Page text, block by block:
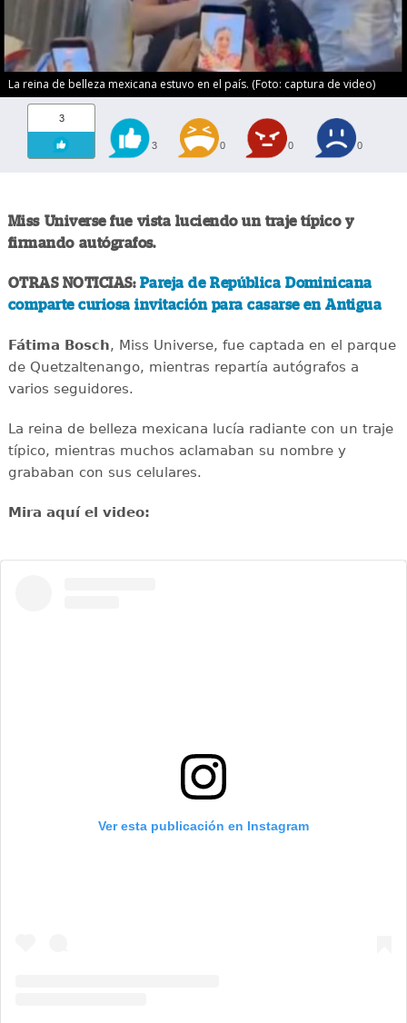
La reina de belleza mexicana estuvo en el país. (Foto: captura de video)
3
3 0 0 0
Miss Universe fue vista luciendo un traje típico y
firmando autógrafos.
OTRAS NOTICIAS: Pareja de República Dominicana
comparte curiosa invitación para casarse en Antigua
Fátima Bosch, Miss Universe, fue captada en el parque
de Quetzaltenango, mientras repartía autógrafos a
varios seguidores.
La reina de belleza mexicana lucía radiante con un traje
típico, mientras muchos aclamaban su nombre y
grababan con sus celulares.
Mira aquí el video:
Ver esta publicación en Instagram